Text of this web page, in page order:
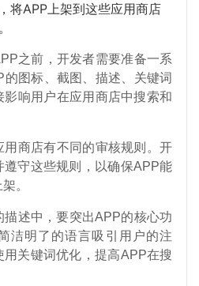
将APP上架到这些应用商店
之前，开发者需要准备一系
图标、截图、描述、关键词
影响用户在应用商店中搜索和
用商店有不同的审核规则。开
遵守这些规则，以确保APP能
。
描述中，要突出APP的核心功
洁明了的语言吸引用户的注
关键词优化，提高APP在搜